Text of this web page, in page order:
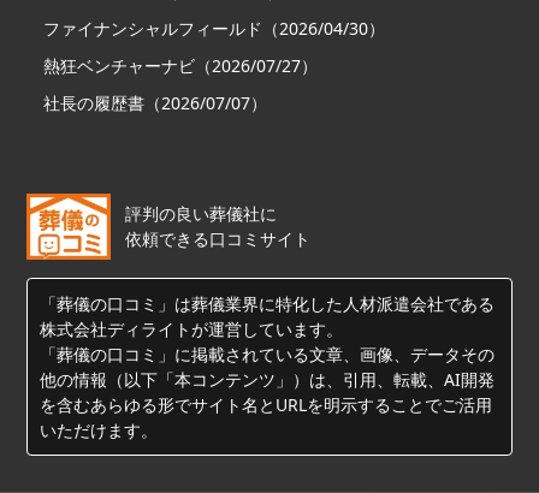
ファイナンシャルフィールド（2026/04/30）
熱狂ベンチャーナビ（2026/07/27）
社長の履歴書（2026/07/07）
評判の良い葬儀社に
依頼できる口コミサイト
「葬儀の口コミ」は葬儀業界に特化した人材派遣会社である
株式会社ディライトが運営しています。
「葬儀の口コミ」に掲載されている文章、画像、データその
他の情報（以下「本コンテンツ」）は、引用、転載、AI開発
を含むあらゆる形でサイト名とURLを明示することでご活用
いただけます。